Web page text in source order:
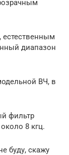
естественным
диапазон
ВЧ, в
фильтр
8 кгц.
буду, скажу